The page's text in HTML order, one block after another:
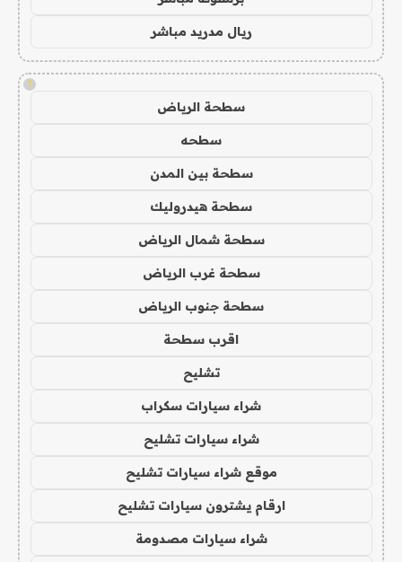
ريال مدريد مباشر
!
سطحة الرياض
سطحه
سطحة بين المدن
سطحة هيدروليك
سطحة شمال الرياض
سطحة غرب الرياض
سطحة جنوب الرياض
اقرب سطحة
تشليح
شراء سيارات سكراب
شراء سيارات تشليح
موقع شراء سيارات تشليح
ارقام يشترون سيارات تشليح
شراء سيارات مصدومة